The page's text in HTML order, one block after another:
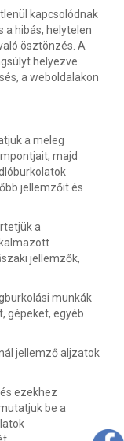
kapcsolódnak
hibás, helytelen
ösztönzés. A
helyezve
a weboldalakon
a meleg
majd
jellemzőit és
a
jellemzők,
munkák
gépeket, egyéb
jellemző aljzatok
ezekhez
be a